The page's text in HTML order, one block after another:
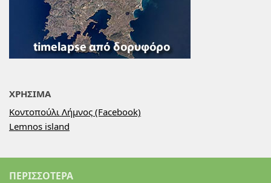
ΧΡΗΣΙΜΑ
Κοντοπούλι Λήμνος (Facebook)
Lemnos island
ΠΕΡΙΣΣΌΤΕΡΑ